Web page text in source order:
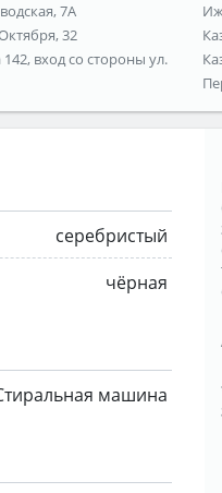
7А
32
вход со стороны ул.
серебристый
чёрная
машина